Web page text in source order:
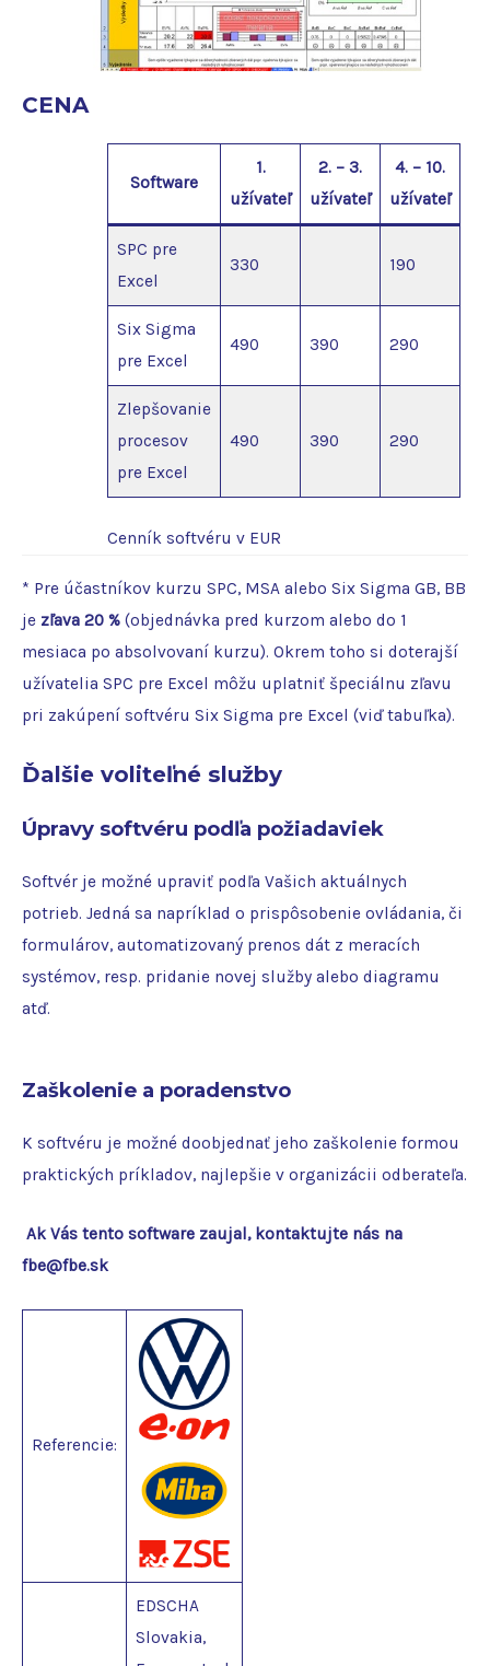
CENA
Software
1.
užívateľ
2. – 3.
užívateľ
4. – 10.
užívateľ
SPC pre
Excel
330 190
Six Sigma
pre Excel
490 390 290
Zlepšovanie
procesov
pre Excel
490 390 290
Cenník softvéru v EUR
* Pre účastníkov kurzu SPC, MSA alebo Six Sigma GB, BB
je zľava 20 % (objednávka pred kurzom alebo do 1
mesiaca po absolvovaní kurzu). Okrem toho si doterajší
užívatelia SPC pre Excel môžu uplatniť špeciálnu zľavu
pri zakúpení softvéru Six Sigma pre Excel (viď tabuľka).
Ďalšie voliteľné služby
Úpravy softvéru podľa požiadaviek
Softvér je možné upraviť podľa Vašich aktuálnych
potrieb. Jedná sa napríklad o prispôsobenie ovládania, či
formulárov, automatizovaný prenos dát z meracích
systémov, resp. pridanie novej služby alebo diagramu
atď.
Zaškolenie a poradenstvo
K softvéru je možné doobjednať jeho zaškolenie formou
praktických príkladov, najlepšie v organizácii odberateľa.
Ak Vás tento software zaujal, kontaktujte nás na
fbe@fbe.sk
Referencie:
EDSCHA
Slovakia,